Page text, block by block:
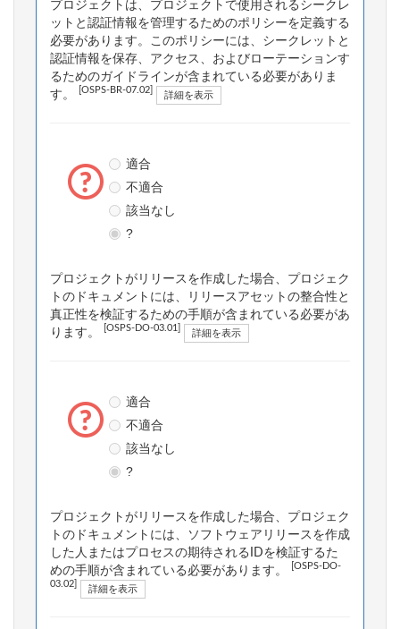
プロジェクトは、プロジェクトで使用されるシークレ
ットと認証情報を管理するためのポリシーを定義する
必要があります。このポリシーには、シークレットと
認証情報を保存、アクセス、およびローテーションす
るためのガイドラインが含まれている必要がありま
す。
[OSPS-BR-07.02] 詳細を表示
適合
不適合
該当なし
?
プロジェクトがリリースを作成した場合、プロジェク
トのドキュメントには、リリースアセットの整合性と
真正性を検証するための手順が含まれている必要があ
ります。
[OSPS-DO-03.01] 詳細を表示
適合
不適合
該当なし
?
プロジェクトがリリースを作成した場合、プロジェク
トのドキュメントには、ソフトウェアリリースを作成
した人またはプロセスの期待されるIDを検証するた
めの手順が含まれている必要があります。
[OSPS-DO-
03.02] 詳細を表示